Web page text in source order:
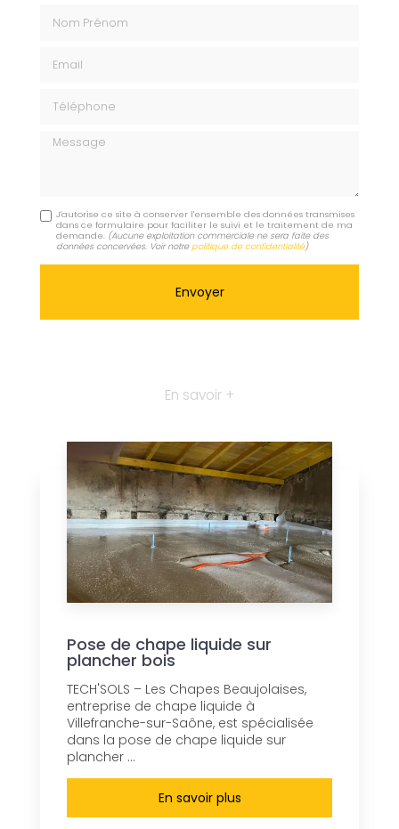
Message
J'autorise ce site à conserver l'ensemble des données transmises
dans ce formulaire pour faciliter le suivi et le traitement de ma
demande. (Aucune exploitation commerciale ne sera faite des
données concervées. Voir notrepolitique de confidentialité)
En savoir +
Pose de chape liquide sur
plancher bois
TECH'SOLS – Les Chapes Beaujolaises,
entreprise de chape liquide à
Villefranche-sur-Saône, est spécialisée
dans la pose de chape liquide sur
plancher ...
En savoir plus